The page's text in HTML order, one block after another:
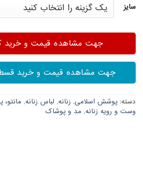
سایز
جهت مشاهده قیمت و خرید
جهت مشاهده قیمت و خرید
دسته: پوشش اسلامی, زنانه, لباس زنانه, مانتو،
وست و رویه زنانه, مد و پوشاک